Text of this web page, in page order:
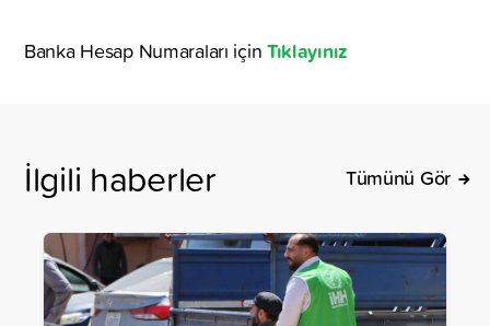
Banka Hesap Numaraları için Tıklayınız
İlgili haberler Tümünü Gör